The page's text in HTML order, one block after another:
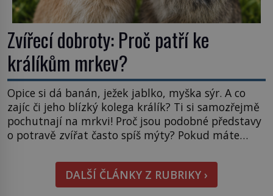
Zvířecí dobroty: Proč patří ke
králíkům mrkev?
Opice si dá banán, ježek jablko, myška sýr. A co
zajíc či jeho blízký kolega králík? Ti si samozřejmě
pochutnají na mrkvi! Proč jsou podobné představy
o potravě zvířat často spíš mýty? Pokud máte
i bude chutnat, ovšem měl by ji mít jen jako
občasný pamlsek. […]DALŠÍ ČLÁNKY Z RUBRIKY ›